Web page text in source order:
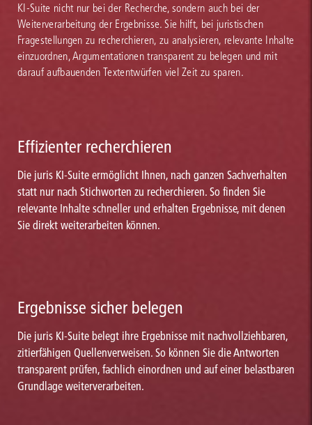
KI-Suite nicht nur bei der Recherche, sondern auch bei der
Weiterverarbeitung der Ergebnisse. Sie hilft, bei juristischen
Fragestellungen zu recherchieren, zu analysieren, relevante Inhalte
einzuordnen, Argumentationen transparent zu belegen und mit
darauf aufbauenden Textentwürfen viel Zeit zu sparen.
Effizienter recherchieren
Die juris KI-Suite ermöglicht Ihnen, nach ganzen Sachverhalten
statt nur nach Stichworten zu recherchieren. So finden Sie
relevante Inhalte schneller und erhalten Ergebnisse, mit denen
Sie direkt weiterarbeiten können.
Ergebnisse sicher belegen
Die juris KI-Suite belegt ihre Ergebnisse mit nachvollziehbaren,
zitierfähigen Quellenverweisen. So können Sie die Antworten
transparent prüfen, fachlich einordnen und auf einer belastbaren
Grundlage weiterverarbeiten.